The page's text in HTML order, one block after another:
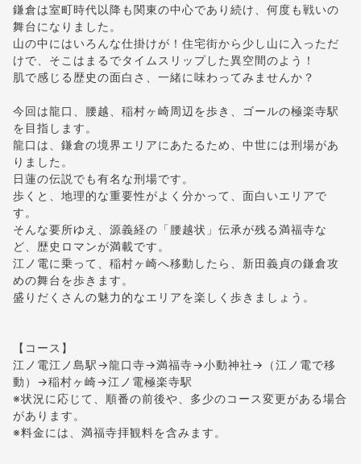
鎌倉は室町時代以降も関東の中心であり続け、何度も戦いの
舞台になりました。
山の中にはいろんな仕掛けが！住宅街から少し山に入っただ
けで、そこはまるでタイムスリップした異空間のよう！
肌で感じる歴史の面白さ、一緒に味わってみませんか？
今回は龍口、腰越、稲村ヶ崎周辺を歩き、ゴールの極楽寺駅
を目指します。
龍口は、鎌倉の境界エリアにあたるため、中世には刑場があ
りました。
日蓮の伝説でも有名な刑場です。
歩くと、地理的な重要性がよく分かって、面白いエリアで
す。
そんな要所ゆえ、源義経の「腰越状」伝承が残る満福寺な
ど、歴史ロマンが満載です。
江ノ電に乗って、稲村ヶ崎へ移動したら、新田義貞の鎌倉攻
めの舞台を歩きます。
盛りだくさんの魅力的なエリアを楽しく歩きましょう。
【コース】
江ノ電江ノ島駅→龍口寺→満福寺→小動神社→（江ノ電で移
動）→稲村ヶ崎→江ノ電極楽寺駅
※状況に応じて、順番の前後や、多少のコース変更がある場合
があります。
※料金には、満福寺拝観料を含みます。